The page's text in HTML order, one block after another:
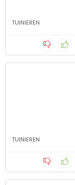
TUINIEREN
TUINIEREN